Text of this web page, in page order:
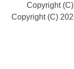
Copyright
Copyright (C)